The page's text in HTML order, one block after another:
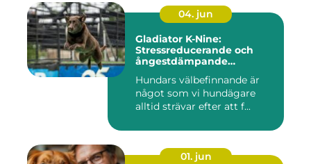
04. jun
Gladiator K-Nine:
Stressreducerande och
ångestdämpande
Hundars välbefinnande är
något som vi hundägare
alltid strävar efter att f...
01. jun